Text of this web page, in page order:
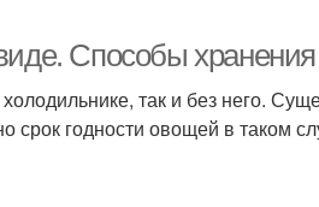
Способы хранения
так и без него.
годности овощей в таком